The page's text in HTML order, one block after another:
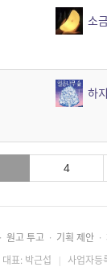
소
하
4
· 원고 투고 · 기획 제안 ·
대표: 박근섭 | 사업자